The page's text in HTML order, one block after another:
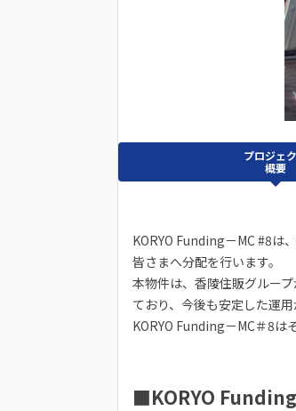
プロジェ
概要
KORYO Funding－MC #8は
皆さまへ分配を行います。
本物件は、香陵住販グルー
ており、今後も安定した運用
KORYO Funding－MC＃8は
■KORYO